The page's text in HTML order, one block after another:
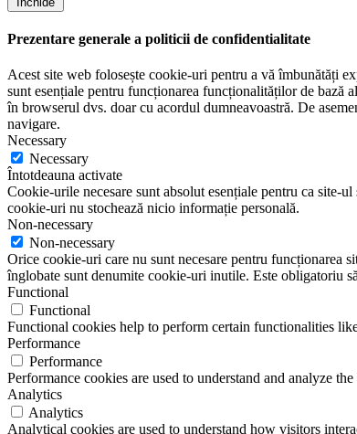
Prezentare generale a politicii de confidentialitate
Acest site web folosește cookie-uri pentru a vă îmbunătăți
sunt esențiale pentru funcționarea funcționalităților de bază
în browserul dvs. doar cu acordul dumneavoastră. De
navigare.
Necessary
Necessary
Întotdeauna activate
Cookie-urile necesare sunt absolut esențiale pentru ca site-
cookie-uri nu stochează nicio informație personală.
Non-necessary
Non-necessary
Orice cookie-uri care nu sunt necesare pentru funcționarea
înglobate sunt denumite cookie-uri inutile. Este obligatoriu
Functional
Functional
Functional cookies help to perform certain functionalities
Performance
Performance
Performance cookies are used to understand and analyze
Analytics
Analytics
Analytical cookies are used to understand how visitors